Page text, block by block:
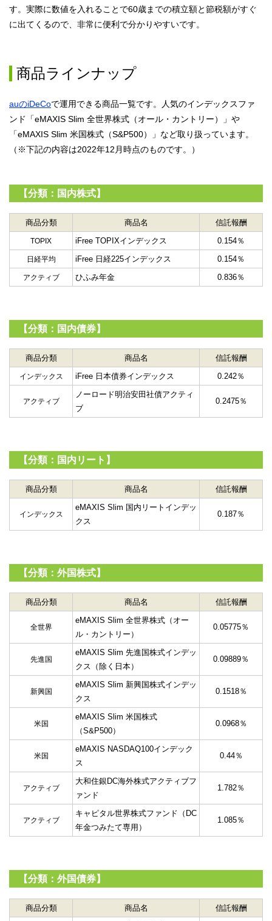
す。実際に数値を入れることで60歳までの積立額と節税額がすぐ
に出てくるので、非常に便利で分かりやすいです。
商品ラインナップ
auのiDeCoで運用できる商品一覧です。人気のインデックスファ
ンド「eMAXIS Slim 全世界株式（オール・カントリー）」や
「eMAXIS Slim 米国株式（S&P500）」など取り扱っています。
（※下記の内容は2022年12月時点のものです。）
【分類：国内株式】
商品分類 商品名 信託報酬
TOPIX iFree TOPIXインデックス 0.154％
日経平均 iFree 日経225インデックス 0.154％
アクティブ ひふみ年金 0.836％
【分類：国内債券】
商品分類 商品名 信託報酬
インデックス iFree 日本債券インデックス 0.242％
アクティブ
ノーロード明治安田社債アクティ
ブ
0.2475％
【分類：国内リート】
商品分類 商品名 信託報酬
インデックス
eMAXIS Slim 国内リートインデッ
クス
0.187％
【分類：外国株式】
商品分類 商品名 信託報酬
全世界
eMAXIS Slim 全世界株式（オー
ル・カントリー）
0.05775％
先進国
eMAXIS Slim 先進国株式インデッ
クス（除く日本）
0.09889％
新興国
eMAXIS Slim 新興国株式インデッ
クス
0.1518％
米国
eMAXIS Slim 米国株式
（S&P500）
0.0968％
米国
eMAXIS NASDAQ100インデック
ス
0.44％
アクティブ
大和住銀DC海外株式アクティブフ
ァンド
1.782％
アクティブ
キャピタル世界株式ファンド（DC
年金つみたて専用）
1.085％
【分類：外国債券】
商品分類 商品名 信託報酬